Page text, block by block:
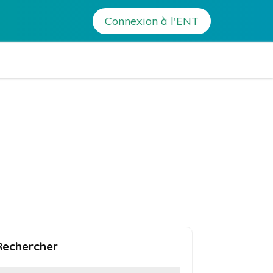
Bonaparte – AjaccioConnexion à l'ENT